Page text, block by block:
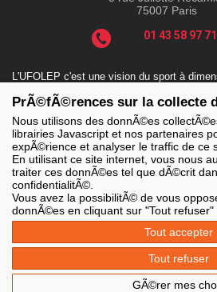
75007 Paris
01 43 58 97 71
L'UFOLEP c'est une vision du sport à
handicap, le sport-durable avec des valeurs
solidarité, le fair-play, la laïcité et la
LES SITES DE L'UFOLEP
> Grand public
> Extranet
> Ufoweb
> Communication Asso
> Inscriptions événements
> Secourisme Ufolep
PrÃ©fÃ©rences sur la collecte
Nous utilisons des donnÃ©es
librairies Javascript et nos partenaires
expÃ©rience et analyser le traffic de ce
En utilisant ce site internet, vous nous
traiter ces donnÃ©es tel que dÃ©crit
confidentialitÃ©.
Vous avez la possibilitÃ© de vous
donnÃ©es en cliquant sur "Tout
Tout accepter
Tout refuser
GÃ©rer mes